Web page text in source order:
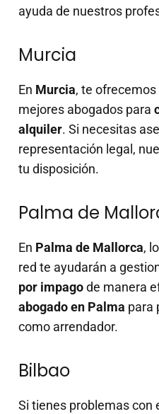
ayuda de nuestros
Murcia
En Murcia, te
mejores abogados para
alquiler. Si necesitas
representación legal,
tu disposición.
Palma de
En Palma de Mallorca,
red te ayudarán a
por impagode manera
abogado en Palma para
como arrendador.
Bilbao
Si tienes problemas con